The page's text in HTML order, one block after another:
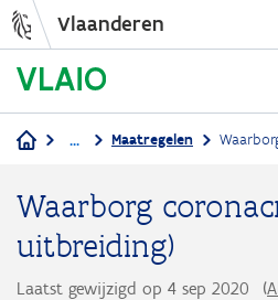
Vlaanderen
... Maatregelen
Waarborg
uitbreiding)
Laatst gewijzigd op 4 sep 2020 (